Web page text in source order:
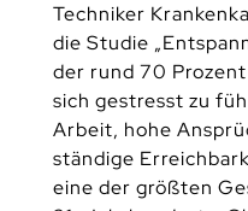
Techniker
die Studie
der rund 70
sich gestresst zu
Arbeit, hohe
ständige
eine der größten